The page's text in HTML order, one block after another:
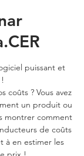
puissant et
coûts ? Vous avez
un produit ou
montrer comment
de coûts
à en estimer les